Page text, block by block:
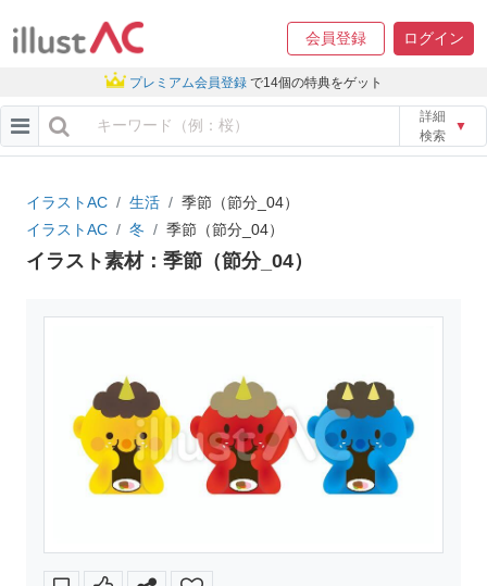
会員登録 ログイン
プレミアム会員登録 で14個の特典をゲット
詳細
検索
▼
イラストAC 生活
季節（節分_04）
イラストAC
冬 季節（節分_04）
イラスト素材：季節（節分_04）